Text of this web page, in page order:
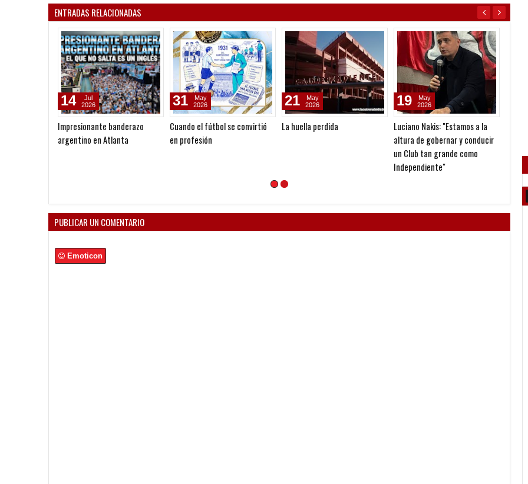
ENTRADAS RELACIONADAS
Impresionante banderazo
argentino en Atlanta
14
Jul
2026
Cuando el fútbol se convirtió
en profesión
31
May
2026
La huella perdida
21
May
2026
Luciano Nakis: "Estamos a la
altura de gobernar y conducir
un Club tan grande como
Independiente"
19
May
2026
Un
PUBLICAR UN COMENTARIO
Emoticon